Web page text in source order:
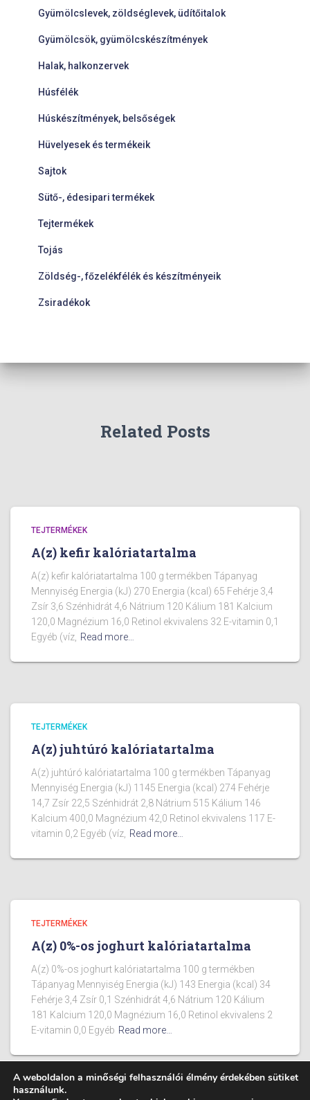
Gyümölcslevek, zöldséglevek, üdítőitalok
Gyümölcsök, gyümölcskészítmények
Halak, halkonzervek
Húsfélék
Húskészítmények, belsőségek
Hüvelyesek és termékeik
Sajtok
Sütő-, édesipari termékek
Tejtermékek
Tojás
Zöldség-, főzelékfélék és készítményeik
Zsiradékok
Related Posts
TEJTERMÉKEK
A(z) kefir kalóriatartalma
A(z) kefir kalóriatartalma 100 g termékben Tápanyag
Mennyiség Energia (kJ) 270 Energia (kcal) 65 Fehérje 3,4
Zsír 3,6 Szénhidrát 4,6 Nátrium 120 Kálium 181 Kalcium
120,0 Magnézium 16,0 Retinol ekvivalens 32 E-vitamin 0,1
Egyéb (víz, Read more…
TEJTERMÉKEK
A(z) juhtúró kalóriatartalma
A(z) juhtúró kalóriatartalma 100 g termékben Tápanyag
Mennyiség Energia (kJ) 1145 Energia (kcal) 274 Fehérje
14,7 Zsír 22,5 Szénhidrát 2,8 Nátrium 515 Kálium 146
Kalcium 400,0 Magnézium 42,0 Retinol ekvivalens 117 E-
vitamin 0,2 Egyéb (víz, Read more…
TEJTERMÉKEK
A(z) 0%-os joghurt kalóriatartalma
A(z) 0%-os joghurt kalóriatartalma 100 g termékben
Tápanyag Mennyiség Energia (kJ) 143 Energia (kcal) 34
Fehérje 3,4 Zsír 0,1 Szénhidrát 4,6 Nátrium 120 Kálium
181 Kalcium 120,0 Magnézium 16,0 Retinol ekvivalens 2
E-vitamin 0,0 Egyéb Read more…
A weboldalon a minőségi felhasználói élmény érdekében sütiket
használunk.